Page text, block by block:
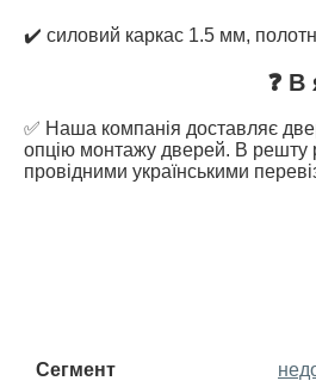
✔️ силовий каркас 1.5 мм,
❓
✅ Наша компанія доставляє
опцію монтажу дверей. В решту
провідними українськими
Сегмент